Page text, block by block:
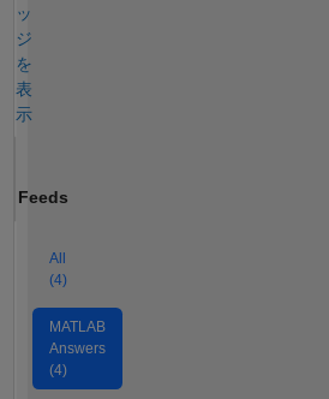
ッ
ジ
を
表
示
Feeds
All
(4)
MATLAB
Answers
(4)